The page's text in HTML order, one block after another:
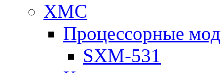
XMC
Процессорные
SXM-531